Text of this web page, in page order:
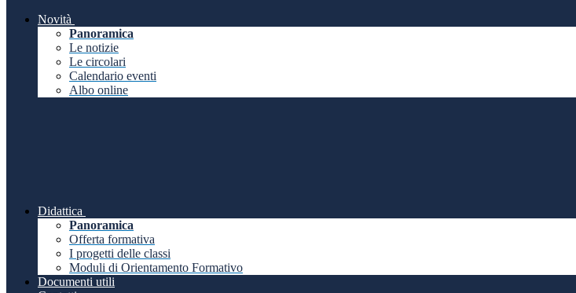
Novità
Panoramica
Le notizie
Le circolari
Calendario eventi
Albo online
Didattica
Panoramica
Offerta formativa
I progetti delle classi
Moduli di Orientamento Formativo
Documenti utili